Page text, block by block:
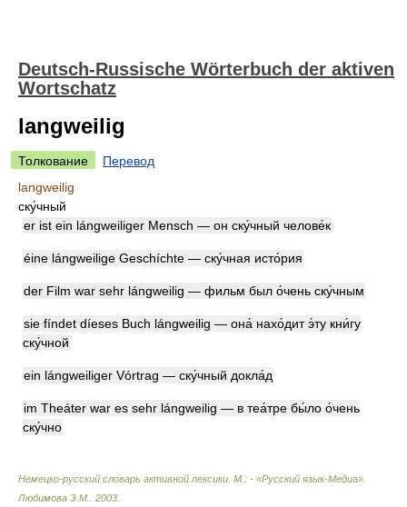
Deutsch-Russische Wörterbuch der aktiven
Wortschatz
langweilig
Толкование
Перевод
langweilig
ску́чный
er ist ein lángweiliger Mensch — он ску́чный челове́к
éine lángweilige Geschíchte — ску́чная исто́рия
der Film war sehr lángweilig — фильм был о́чень ску́чным
sie fíndet díeses Buch lángweilig — она́ нахо́дит э́ту кни́гу
ску́чной
ein lángweiliger Vórtrag — ску́чный докла́д
im Theáter war es sehr lángweilig — в теа́тре бы́ло о́чень
ску́чно
Немецко-русский словарь активной лексики. М.: - «Русский язык-Медиа»
Любимова З.М.
2003